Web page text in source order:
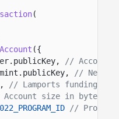
(
({
// Account
mint.publicKey,
// New
// Lamports funding
size in bytes
//